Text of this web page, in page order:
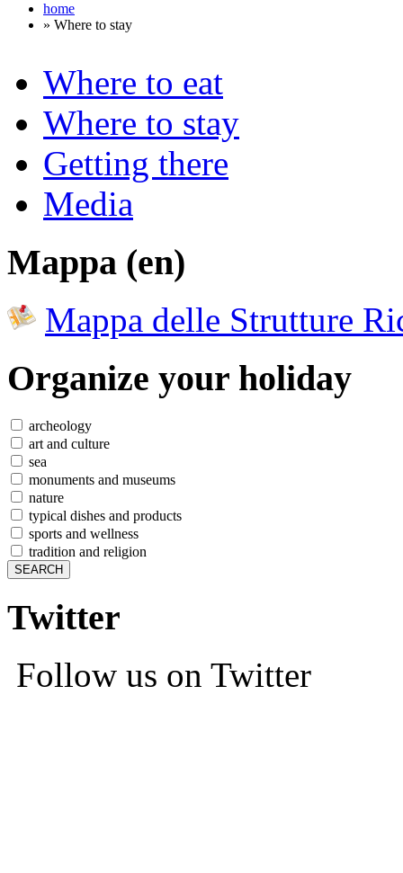
home
» Where to stay
Where to eat
Where to stay
Getting there
Media
Mappa (en)
Mappa delle Strutture
Organize your holiday
archeology
art and culture
sea
monuments and museums
nature
typical dishes and products
sports and wellness
tradition and religion
Twitter
Follow us on Twitter